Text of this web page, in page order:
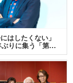
はしたくない」
りに集う「第…